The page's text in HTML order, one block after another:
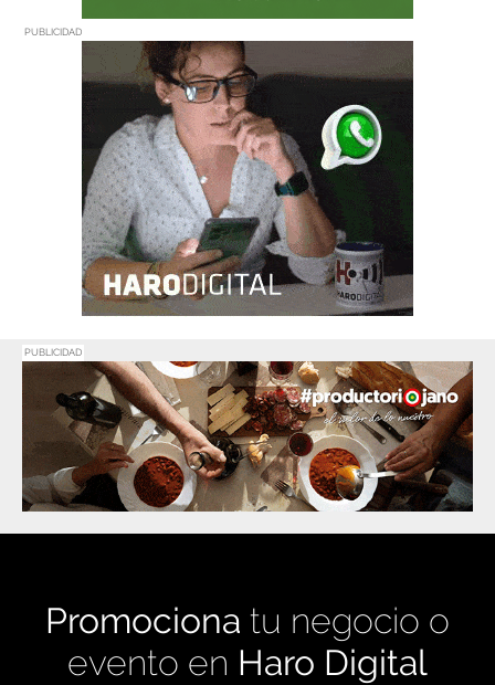
PUBLICIDAD
PUBLICIDAD
Promociona tu negocio o
evento en Haro Digital